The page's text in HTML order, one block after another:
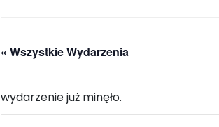
« Wszystkie Wydarzenia
wydarzenie już minęło.